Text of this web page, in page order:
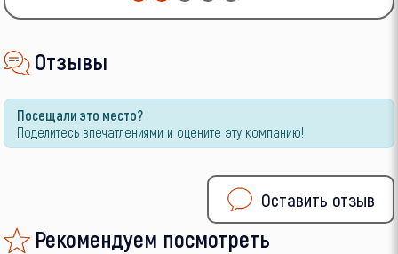
Отзывы
Посещали это место?
Поделитесь впечатлениями и оцените эту компанию!
Оставить отзыв
Рекомендуем посмотреть